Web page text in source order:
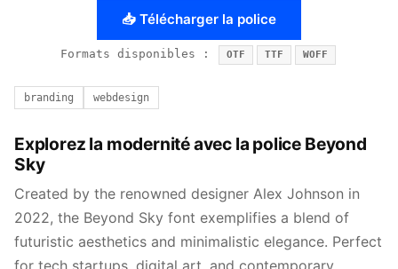
📥 Télécharger la police
Formats disponibles : OTF TTF WOFF
branding webdesign
Explorez la modernité avec la police Beyond
Sky
Created by the renowned designer Alex Johnson in
2022, the Beyond Sky font exemplifies a blend of
futuristic aesthetics and minimalistic elegance. Perfect
for tech startups, digital art, and contemporary